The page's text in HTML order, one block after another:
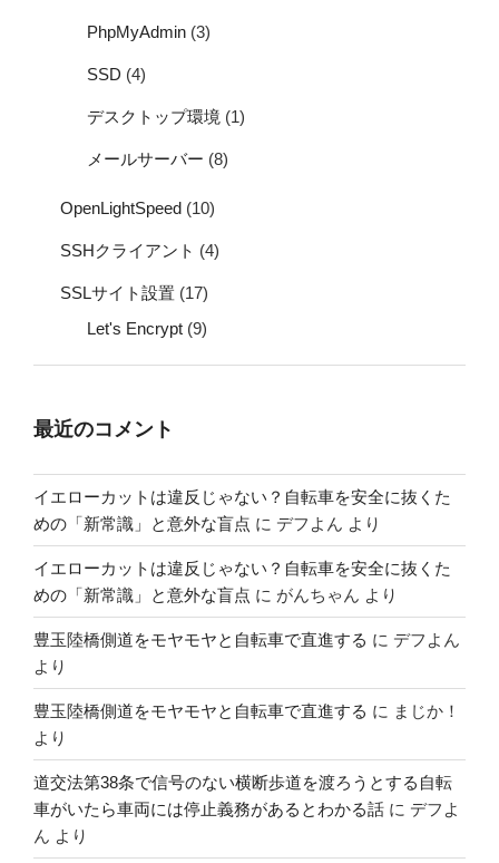
PhpMyAdmin (3)
SSD (4)
デスクトップ環境 (1)
メールサーバー (8)
OpenLightSpeed (10)
SSHクライアント (4)
SSLサイト設置 (17)
Let's Encrypt (9)
最近のコメント
イエローカットは違反じゃない？自転車を安全に抜くた
めの「新常識」と意外な盲点 に デフよん より
イエローカットは違反じゃない？自転車を安全に抜くた
めの「新常識」と意外な盲点 に がんちゃん より
豊玉陸橋側道をモヤモヤと自転車で直進する に デフよん
より
豊玉陸橋側道をモヤモヤと自転車で直進する に まじか！
より
道交法第38条で信号のない横断歩道を渡ろうとする自転
車がいたら車両には停止義務があるとわかる話 に デフよ
ん より